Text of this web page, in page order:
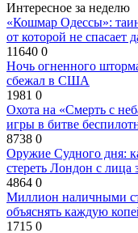
Интересное за неделю
«Кошмар Одессы»:
от которой не
11640 0
Ночь огненного
сбежал в США
1981 0
Охота на «Смерть с
игры в битве
8738 0
Оружие Судного дня:
стереть Лондон с
4864 0
Миллион наличными
объяснять каждую
1715 0